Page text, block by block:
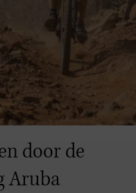
door de
Aruba